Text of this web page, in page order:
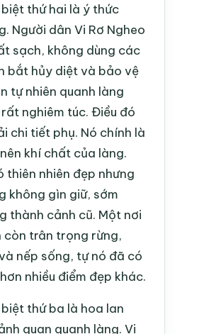
thứ hai là ý thức
Người dân Vi Rơ Ngheo
sạch, không dùng các
bắt hủy diệt và bảo vệ
tự nhiên quanh làng
nghiêm túc. Điều đó
chi tiết phụ. Nó chính là
khí chất của làng.
thiên nhiên đẹp nhưng
không gìn giữ, sớm
thành cảnh cũ. Một nơi
còn trân trọng rừng,
nếp sống, tự nó đã có
nhiều điểm đẹp khác.
thứ ba là hoa lan
quan quanh làng. Vi